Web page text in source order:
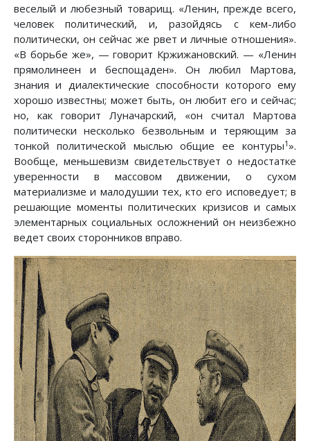
веселый и любезный товарищ. «Ленин, прежде всего,
человек политический, и, разойдясь с кем-либо
политически, он сейчас же рвет и личные отношения».
«В борьбе же», — говорит Кржижановский. — «Ленин
прямолинеен и беспощаден». Он любил Мартова,
знания и диалектические способности которого ему
хорошо известны; может быть, он любит его и сейчас;
но, как говорит Луначарский, «он считал Мартова
политически несколько безвольным и теряющим за
тонкой политической мыслью общие ее контуры1».
Вообще, меньшевизм свидетельствует о недостатке
уверенности в массовом движении, о сухом
материализме и малодушии тех, кто его исповедует; в
решающие моменты политических кризисов и самых
элементарных социальных осложнений он неизбежно
ведет своих сторонников вправо.